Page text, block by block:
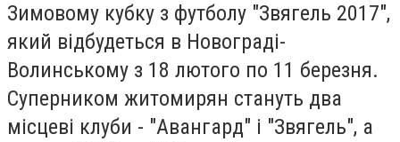
Зимовому кубку з футболу "Звягель 2017",
який відбудеться в Новограді-
Волинському з 18 лютого по 11 березня.
Суперником житомирян стануть два
місцеві клуби - "Авангард" і "Звягель", а